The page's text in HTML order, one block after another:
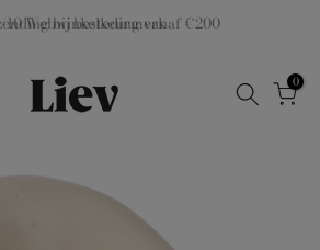
bij besteding vanaf €200
0